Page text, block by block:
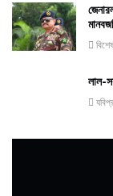
লাল-